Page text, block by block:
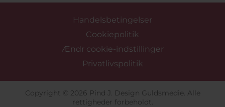
Handelsbetingelser
Cookiepolitik
Ændr cookie-indstillinger
Privatlivspolitik
Copyright © 2026 Pind J. Design Guldsmedie. Alle
rettigheder forbeholdt.